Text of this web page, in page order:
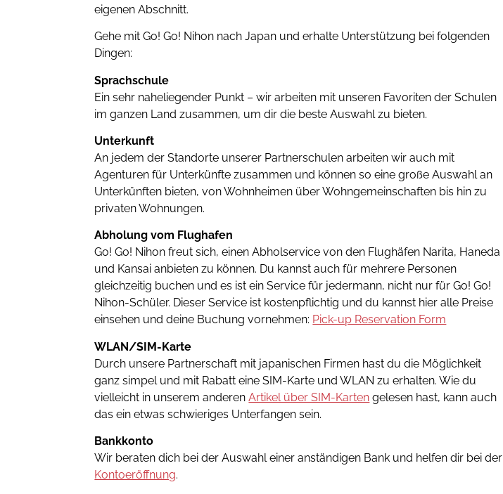
eigenen Abschnitt.
Gehe mit Go! Go! Nihon nach Japan und erhalte Unterstützung bei folgenden
Dingen:
Sprachschule
Ein sehr naheliegender Punkt – wir arbeiten mit unseren Favoriten der Schulen
im ganzen Land zusammen, um dir die beste Auswahl zu bieten.
Unterkunft
An jedem der Standorte unserer Partnerschulen arbeiten wir auch mit
Agenturen für Unterkünfte zusammen und können so eine große Auswahl an
Unterkünften bieten, von Wohnheimen über Wohngemeinschaften bis hin zu
privaten Wohnungen.
Abholung vom Flughafen
Go! Go! Nihon freut sich, einen Abholservice von den Flughäfen Narita, Haneda
und Kansai anbieten zu können. Du kannst auch für mehrere Personen
gleichzeitig buchen und es ist ein Service für jedermann, nicht nur für Go! Go!
Nihon-Schüler. Dieser Service ist kostenpflichtig und du kannst hier alle Preise
einsehen und deine Buchung vornehmen: Pick-up Reservation Form
WLAN/SIM-Karte
Durch unsere Partnerschaft mit japanischen Firmen hast du die Möglichkeit
ganz simpel und mit Rabatt eine SIM-Karte und WLAN zu erhalten. Wie du
vielleicht in unserem anderenArtikel über SIM-Karten gelesen hast, kann auch
das ein etwas schwieriges Unterfangen sein.
Bankkonto
Wir beraten dich bei der Auswahl einer anständigen Bank und helfen dir bei der
Kontoeröffnung.